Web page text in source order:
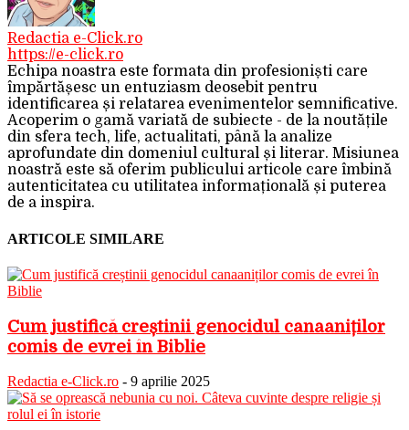
Redactia e-Click.ro
https://e-click.ro
Echipa noastra este formata din profesioniști care
împărtășesc un entuziasm deosebit pentru
identificarea și relatarea evenimentelor semnificative.
Acoperim o gamă variată de subiecte - de la noutățile
din sfera tech, life, actualitati, până la analize
aprofundate din domeniul cultural și literar. Misiunea
noastră este să oferim publicului articole care îmbină
autenticitatea cu utilitatea informațională și puterea
de a inspira.
ARTICOLE SIMILARE
Cum justifică creștinii genocidul canaaniților
comis de evrei în Biblie
Redactia e-Click.ro - 9 aprilie 2025